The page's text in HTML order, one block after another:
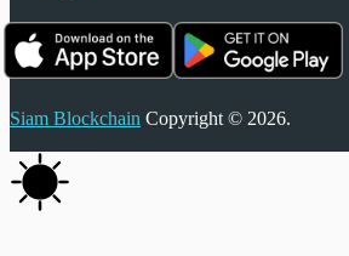
Siam Blockchain Copyright © 2026.